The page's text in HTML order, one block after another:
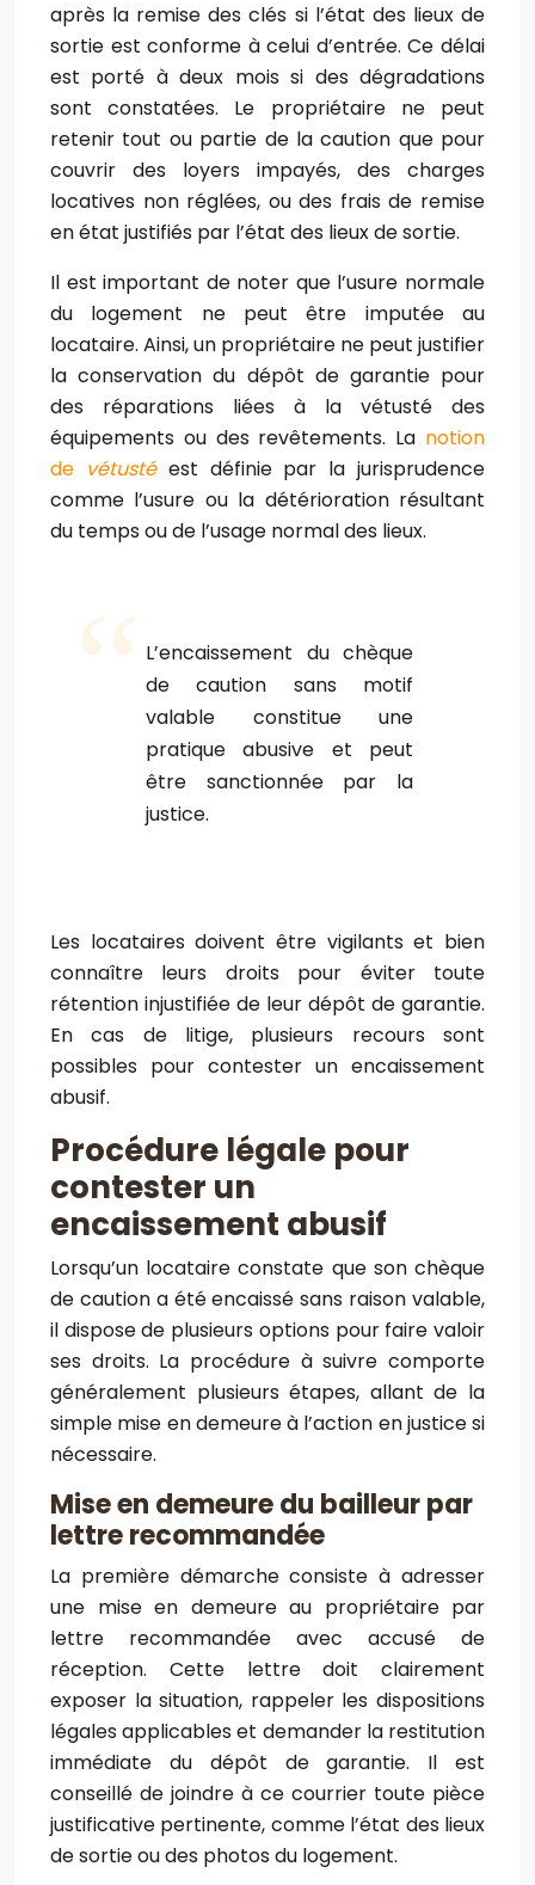
après la remise des clés si l’état des lieux de
sortie est conforme à celui d’entrée. Ce délai
est porté à deux mois si des dégradations
sont constatées. Le propriétaire ne peut
retenir tout ou partie de la caution que pour
couvrir des loyers impayés, des charges
locatives non réglées, ou des frais de remise
en état justifiés par l’état des lieux de sortie.
Il est important de noter que l’usure normale
du logement ne peut être imputée au
locataire. Ainsi, un propriétaire ne peut justifier
la conservation du dépôt de garantie pour
des réparations liées à la vétusté des
équipements ou des revêtements. La notion
de vétustéest définie par la jurisprudence
comme l’usure ou la détérioration résultant
du temps ou de l’usage normal des lieux.
L’encaissement du chèque
de caution sans motif
valable constitue une
pratique abusive et peut
être sanctionnée par la
justice.
Les locataires doivent être vigilants et bien
connaître leurs droits pour éviter toute
rétention injustifiée de leur dépôt de garantie.
En cas de litige, plusieurs recours sont
possibles pour contester un encaissement
abusif.
Procédure légale pour
contester un
encaissement abusif
Lorsqu’un locataire constate que son chèque
de caution a été encaissé sans raison valable,
il dispose de plusieurs options pour faire valoir
ses droits. La procédure à suivre comporte
généralement plusieurs étapes, allant de la
simple mise en demeure à l’action en justice si
nécessaire.
Mise en demeure du bailleur par
lettre recommandée
La première démarche consiste à adresser
une mise en demeure au propriétaire par
lettre recommandée avec accusé de
réception. Cette lettre doit clairement
exposer la situation, rappeler les dispositions
légales applicables et demander la restitution
immédiate du dépôt de garantie. Il est
conseillé de joindre à ce courrier toute pièce
justificative pertinente, comme l’état des lieux
de sortie ou des photos du logement.